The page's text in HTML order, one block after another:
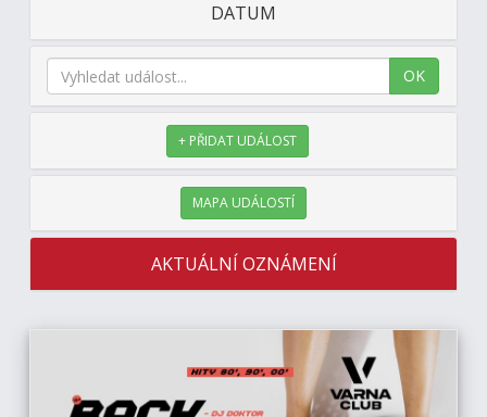
DATUM
OK
+ PŘIDAT UDÁLOST
MAPA UDÁLOSTÍ
AKTUÁLNÍ OZNÁMENÍ